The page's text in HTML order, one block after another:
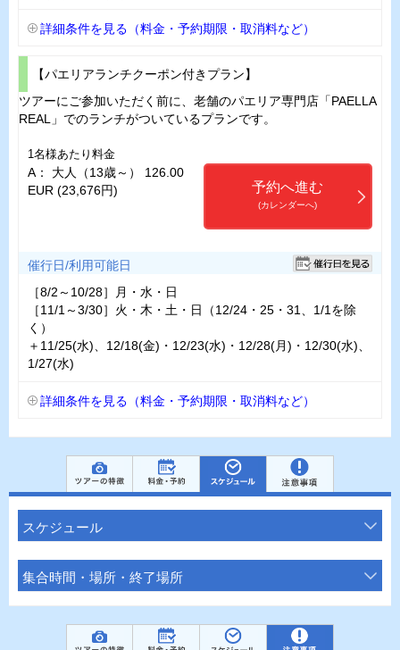
詳細条件を見る（料金・予約期限・取消料など）
【パエリアランチクーポン付きプラン】
ツアーにご参加いただく前に、老舗のパエリア専門店「PAELLA
REAL」でのランチがついているプランです。
1名様あたり料金
A： 大人（13歳～） 126.00
EUR (23,676円)
予約へ進む
(カレンダーへ)
催行日/利用可能日
［8/2～10/28］月・水・日
［11/1～3/30］火・木・土・日（12/24・25・31、1/1を除
く）
＋11/25(水)、12/18(金)・12/23(水)・12/28(月)・12/30(水)、
1/27(水)
詳細条件を見る（料金・予約期限・取消料など）
スケジュール
集合時間・場所・終了場所